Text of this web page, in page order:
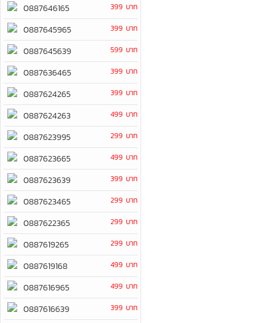
0887646165 399 บาท
0887645965 399 บาท
0887645639 599 บาท
0887636465 399 บาท
0887624265 399 บาท
0887624263 499 บาท
0887623995 299 บาท
0887623665 499 บาท
0887623639 399 บาท
0887623465 299 บาท
0887622365 299 บาท
0887619265 299 บาท
0887619168 499 บาท
0887616965 499 บาท
0887616639 399 บาท